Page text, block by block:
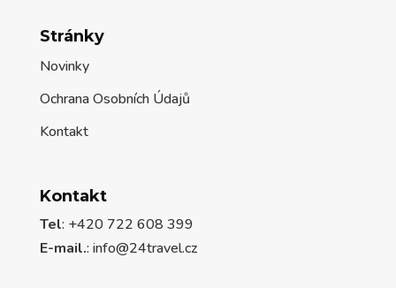
Stránky
Novinky
Ochrana Osobních Údajů
Kontakt
Kontakt
Tel: +420 722 608 399
E-mail.: info@24travel.cz